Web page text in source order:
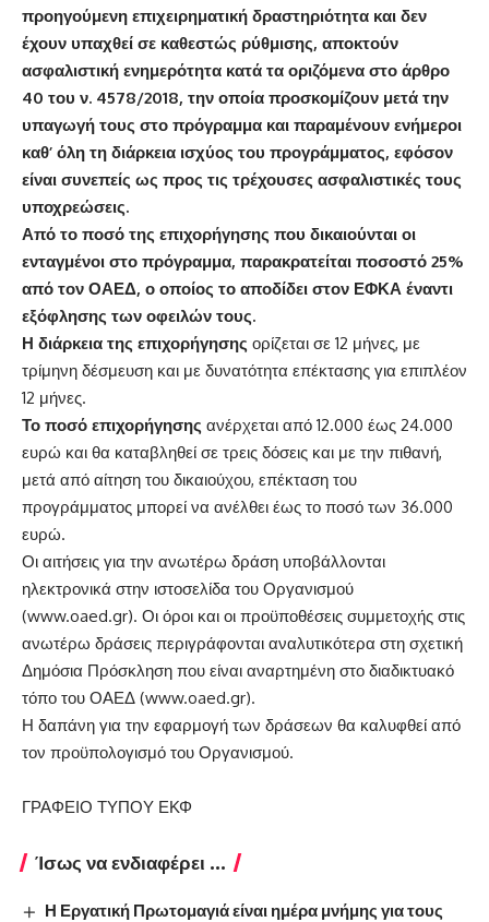
προηγούμενη επιχειρηματική δραστηριότητα και δεν
έχουν υπαχθεί σε καθεστώς ρύθμισης, αποκτούν
ασφαλιστική ενημερότητα κατά τα οριζόμενα στο άρθρο
40 του ν. 4578/2018, την οποία προσκομίζουν μετά την
υπαγωγή τους στο πρόγραμμα και παραμένουν ενήμεροι
καθ’ όλη τη διάρκεια ισχύος του προγράμματος, εφόσον
είναι συνεπείς ως προς τις τρέχουσες ασφαλιστικές τους
υποχρεώσεις.
Από το ποσό της επιχορήγησης που δικαιούνται οι
ενταγμένοι στο πρόγραμμα, παρακρατείται ποσοστό 25%
από τον ΟΑΕΔ, ο οποίος το αποδίδει στον ΕΦΚΑ έναντι
εξόφλησης των οφειλών τους.
Η διάρκεια της επιχορήγησης ορίζεται σε 12 μήνες, με
τρίμηνη δέσμευση και με δυνατότητα επέκτασης για επιπλέον
12 μήνες.
Το ποσό επιχορήγησης ανέρχεται από 12.000 έως 24.000
ευρώ και θα καταβληθεί σε τρεις δόσεις και με την πιθανή,
μετά από αίτηση του δικαιούχου, επέκταση του
προγράμματος μπορεί να ανέλθει έως το ποσό των 36.000
ευρώ.
Οι αιτήσεις για την ανωτέρω δράση υποβάλλονται
ηλεκτρονικά στην ιστοσελίδα του Οργανισμού
(www.oaed.gr). Οι όροι και οι προϋποθέσεις συμμετοχής στις
ανωτέρω δράσεις περιγράφονται αναλυτικότερα στη σχετική
Δημόσια Πρόσκληση που είναι αναρτημένη στο διαδικτυακό
τόπο του ΟΑΕΔ (www.oaed.gr).
Η δαπάνη για την εφαρμογή των δράσεων θα καλυφθεί από
τον προϋπολογισμό του Οργανισμού.
ΓΡΑΦΕΙΟ ΤΥΠΟΥ ΕΚΦ
Ίσως να ενδιαφέρει ...
Η Εργατική Πρωτομαγιά είναι ημέρα μνήμης για τους